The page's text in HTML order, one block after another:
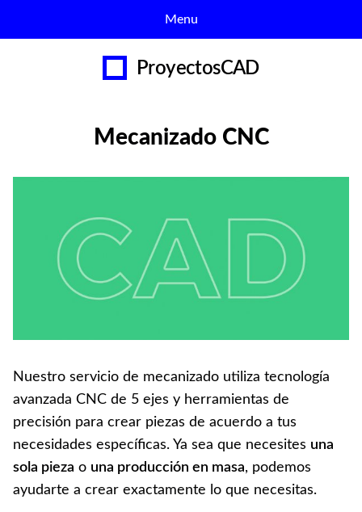
Menu
Servicios de Desarrollo
Contactar
ProyectosCAD
Mecanizado CNC
Nuestro servicio de mecanizado utiliza tecnología
avanzada CNC de 5 ejes y herramientas de
precisión para crear piezas de acuerdo a tus
necesidades específicas. Ya sea que necesites una
sola pieza o una producción en masa, podemos
ayudarte a crear exactamente lo que necesitas.